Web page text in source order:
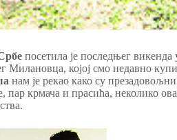
посетила је последњег викенда
Милановца, којој смо недавно
нам је рекао како су
пар крмача и прасића, неколико